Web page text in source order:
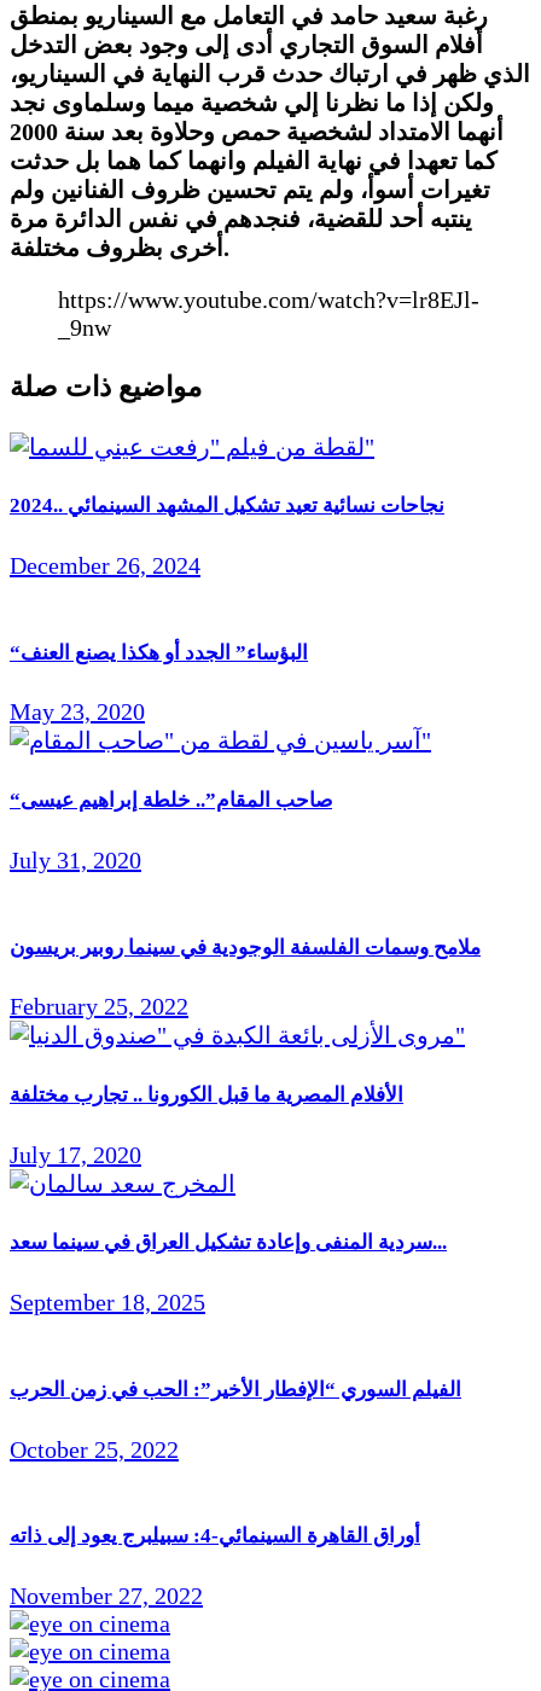
رغبة سعيد حامد في التعامل مع السيناريو بمنطق
أفلام السوق التجاري أدى إلى وجود بعض التدخل
الذي ظهر في ارتباك حدث قرب النهاية في السيناريو،
ولكن إذا ما نظرنا إلي شخصية ميما وسلماوى نجد
أنهما الامتداد لشخصية حمص وحلاوة بعد سنة 2000
كما تعهدا في نهاية الفيلم وانهما كما هما بل حدثت
تغيرات أسوأ، ولم يتم تحسين ظروف الفنانين ولم
ينتبه أحد للقضية، فنجدهم في نفس الدائرة مرة
أخرى بظروف مختلفة.
https://www.youtube.com/watch?v=lr8EJl-
_9nw
مواضيع ذات صلة
2024.. نجاحات نسائية تعيد تشكيل المشهد السينمائي
December 26, 2024
“البؤساء” الجدد أو هكذا يصنع العنف
May 23, 2020
“صاحب المقام”.. خلطة إبراهيم عيسى
July 31, 2020
ملامح وسمات الفلسفة الوجودية في سينما روبير بريسون
February 25, 2022
الأفلام المصرية ما قبل الكورونا .. تجارب مختلفة
July 17, 2020
سردية المنفى وإعادة تشكيل العراق في سينما سعد...
September 18, 2025
الفيلم السوري “الإفطار الأخير”: الحب في زمن الحرب
October 25, 2022
أوراق القاهرة السينمائي-4: سبيلبرج يعود إلى ذاته
November 27, 2022